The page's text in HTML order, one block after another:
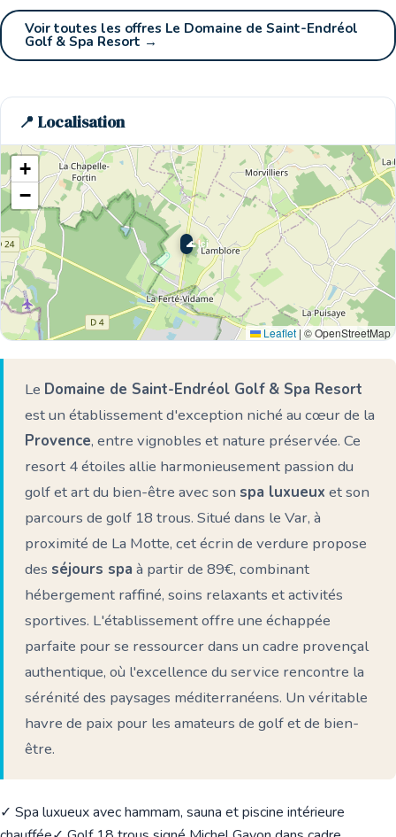
Voir toutes les offres Le Domaine de Saint-Endréol
Golf & Spa Resort →
📍 Localisation
🌊 Ici
+
−
Leaflet | © OpenStreetMap
Le Domaine de Saint-Endréol Golf & Spa Resort
est un établissement d'exception niché au cœur de la
Provence, entre vignobles et nature préservée. Ce
resort 4 étoiles allie harmonieusement passion du
golf et art du bien-être avec son spa luxueux et son
parcours de golf 18 trous. Situé dans le Var, à
proximité de La Motte, cet écrin de verdure propose
des séjours spa à partir de 89€, combinant
hébergement raffiné, soins relaxants et activités
sportives. L'établissement offre une échappée
parfaite pour se ressourcer dans un cadre provençal
authentique, où l'excellence du service rencontre la
sérénité des paysages méditerranéens. Un véritable
havre de paix pour les amateurs de golf et de bien-
être.
✓ Spa luxueux avec hammam, sauna et piscine intérieure